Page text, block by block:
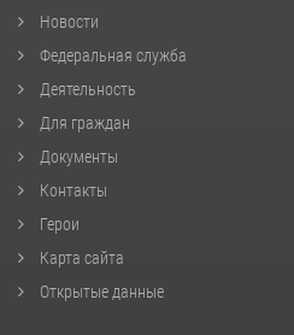
Новости
Федеральная служба
Деятельность
Для граждан
Документы
Контакты
Герои
Карта сайта
Открытые данные